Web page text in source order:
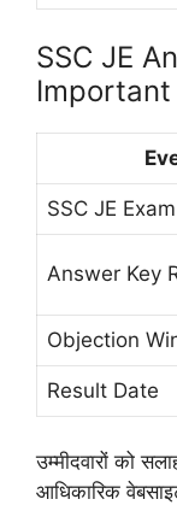
SSC JE
SSC JE
Answer Key
Objection
Result Date
उम्मीदवारों को
आधिकारिक